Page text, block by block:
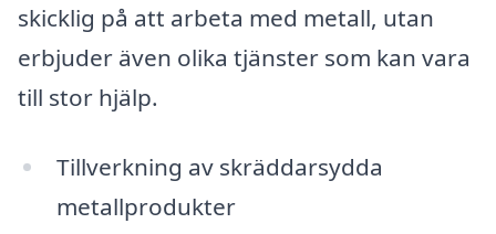
skicklig på att arbeta med metall, utan
erbjuder även olika tjänster som kan vara
till stor hjälp.
Tillverkning av skräddarsydda
metallprodukter